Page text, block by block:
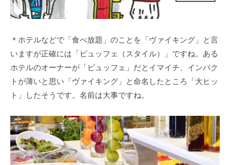
＊ホテルなどで「食べ放題」のことを「ヴァイキング」と言
いますが正確には「ビュッフェ（スタイル）」ですね。ある
ホテルのオーナーが「ビュッフェ」だとイマイチ、インパク
トが薄いと思い「ヴァイキング」と命名したところ「大ヒッ
ト」したそうです。名前は大事ですね。